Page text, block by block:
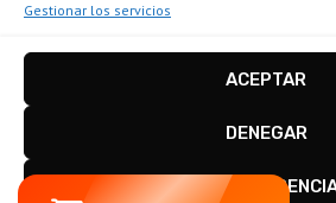
Gestionar los servicios
ACEPTAR
DENEGAR
VER
Disseny i configuració